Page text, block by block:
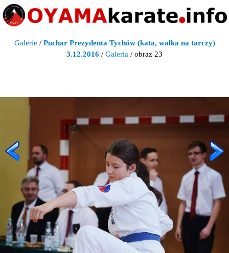
Galerie / Puchar Prezydenta Tychów (kata, walka na tarczy)
3.12.2016 / Galeria / obraz 23